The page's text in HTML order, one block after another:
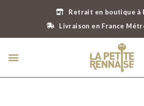
Retrait en boutique à
Livraison en France